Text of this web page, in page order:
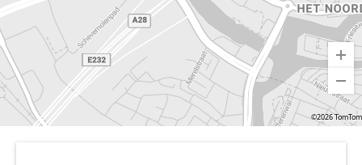
©2026 TomTom